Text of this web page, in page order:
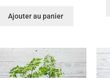
Ajouter au panier